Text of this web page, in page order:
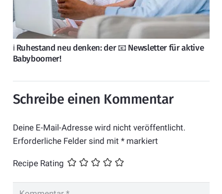
ℹ️ Ruhestand neu denken: der 📧 Newsletter für aktive
Babyboomer!
Schreibe einen Kommentar
Deine E-Mail-Adresse wird nicht veröffentlicht.
Erforderliche Felder sind mit *markiert
Recipe Rating